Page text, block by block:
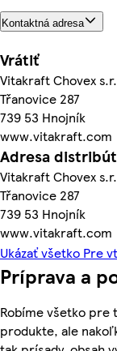
Kontaktná adresa
Vrátiť
Vitakraft Chovex
Třanovice 287
739 53 Hnojník
www.vitakraft.com
Adresa
Vitakraft Chovex
Třanovice 287
739 53 Hnojník
www.vitakraft.com
Ukázať všetko Pre
Príprava a
Robíme všetko pre
produkte, ale